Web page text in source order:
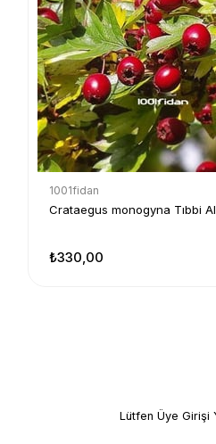
1001fidan
Crataegus monogyna Tıbbi
₺330,00
Lütfen Üye Girişi